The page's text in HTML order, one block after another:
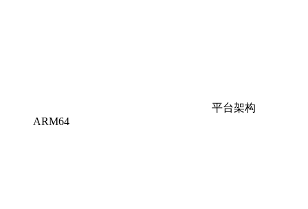
平台架构
ARM64